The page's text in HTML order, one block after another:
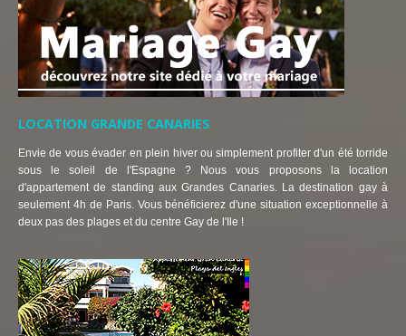
LOCATION GRANDE CANARIES
Envie de vous évader en plein hiver ou simplement profiter d'un été torride
sous le soleil de l'Espagne ? Nous vous proposons la location
d'appartement de standing aux Grandes Canaries. La destination gay à
seulement 4h de Paris. Vous bénéficierez d'une situation exceptionnelle à
deux pas des plages et du centre Gay de l'Ile !